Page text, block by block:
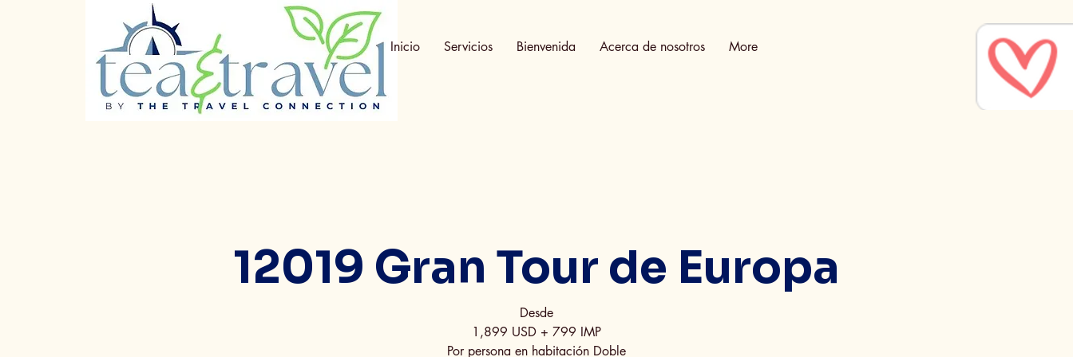
Inicio Servicios Bienvenida Acerca de nosotros More
12019 Gran Tour de Europa
Desde
1,899 USD + 799 IMP
Por persona en habitación Doble